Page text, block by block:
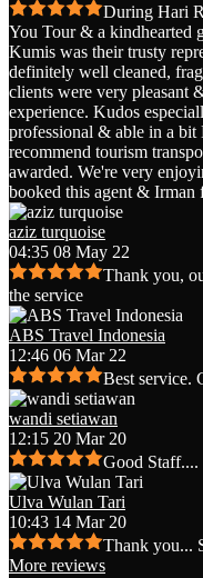
During Hari
You Tour & a kindhearted
Kumis was their trusty
definitely well cleaned,
clients were very pleasant
experience. Kudos
professional & able in a
recommend tourism
awarded. We're very
booked this agent & Irman
aziz turquoise
04:35 08 May 22
Thank you,
the service
ABS Travel Indonesia
12:46 06 Mar 22
Best service.
wandi setiawan
12:15 20 Mar 20
Good Staff....
Ulva Wulan Tari
10:43 14 Mar 20
Thank you...
More reviews